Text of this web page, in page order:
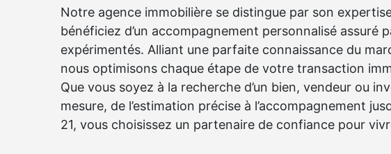
Notre agence immobilière se distingue par son
bénéficiez d’un accompagnement personnalisé assuré
expérimentés. Alliant une parfaite connaissance du
nous optimisons chaque étape de votre transaction
Que vous soyez à la recherche d’un bien, vendeur ou
mesure, de l’estimation précise à l’accompagnement
21, vous choisissez un partenaire de confiance pour